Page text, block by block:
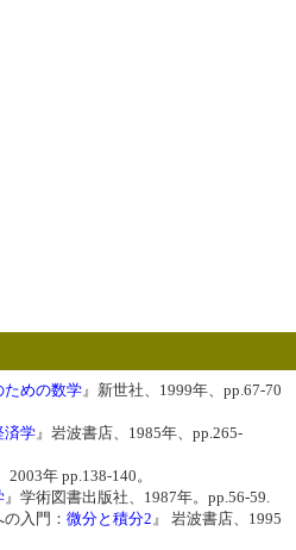
ための数学 』新世社、1999年、pp.67-70
済学 』岩波書店、1985年、pp.265-
2003年 pp.138-140。
』学術図書出版社、1987年。pp.56-59.
入門： 微分と積分2 』 岩波書店、1995